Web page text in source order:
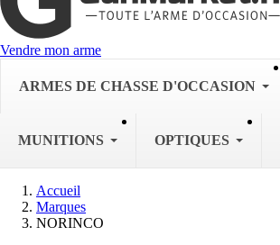
Vendre mon arme
ARMES DE CHASSE D'OCCASION
MUNITIONS OPTIQUES
Accueil
Marques
NORINCO